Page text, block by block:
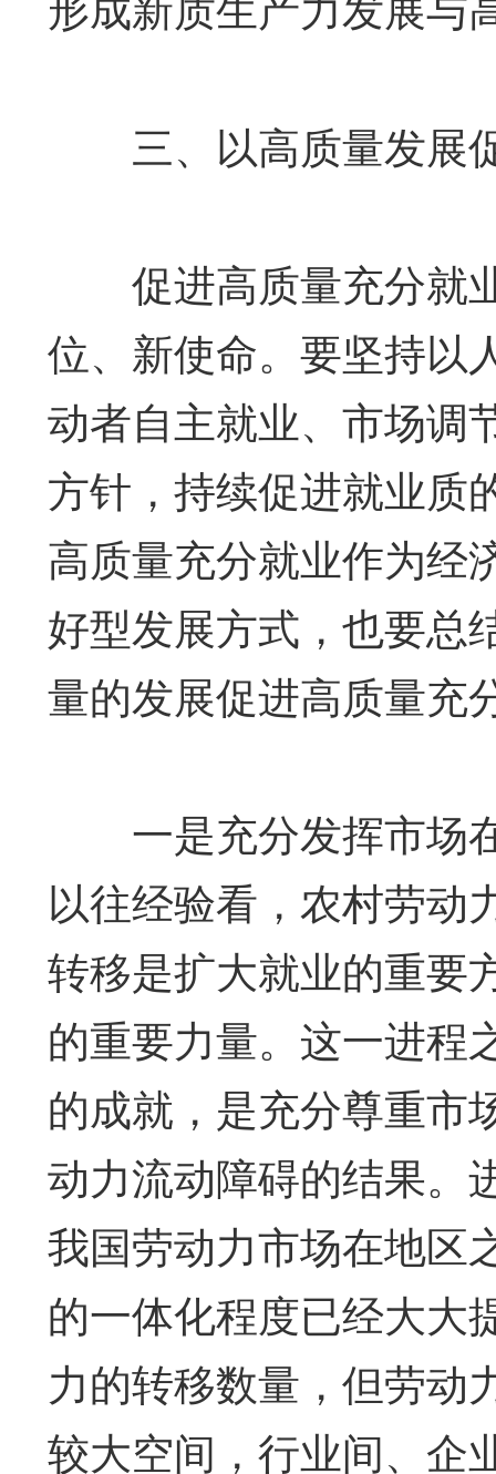
三、以高质量发展
促进高质量充分就
位、新使命。要坚持以
动者自主就业、市场调
方针，持续促进就业质
高质量充分就业作为经
好型发展方式，也要总
量的发展促进高质量充
一是充分发挥市场
以往经验看，农村劳动
转移是扩大就业的重要
的重要力量。这一进程
的成就，是充分尊重市
动力流动障碍的结果。
我国劳动力市场在地区
的一体化程度已经大大
力的转移数量，但劳动
较大空间，行业间、企